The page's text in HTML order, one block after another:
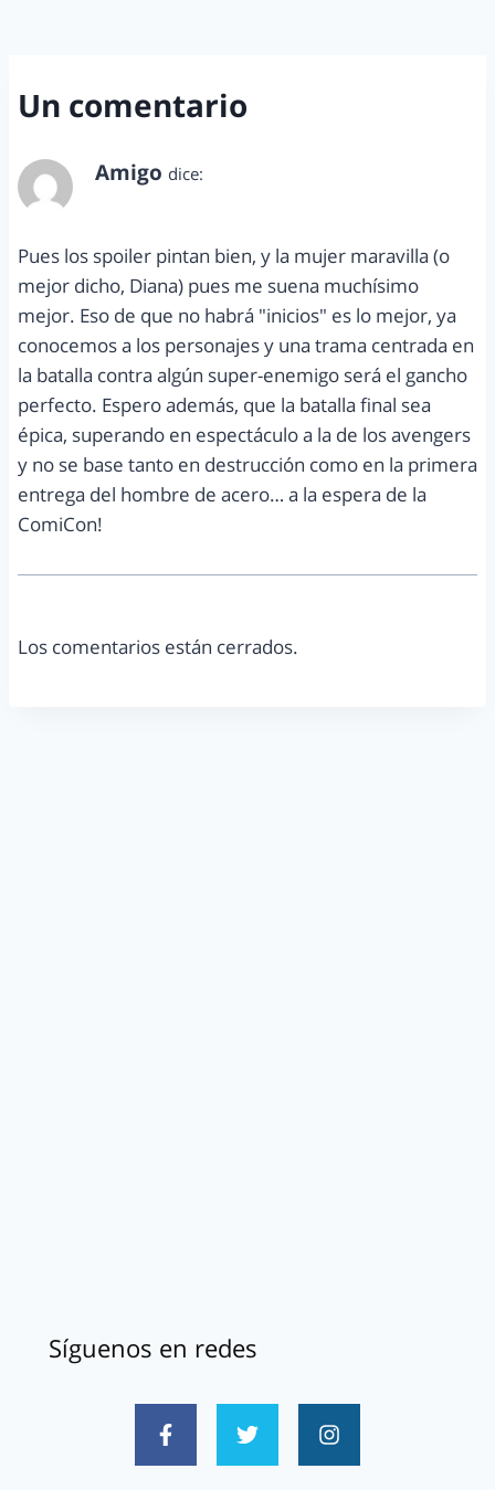
Un comentario
Amigo dice:
Pues los spoiler pintan bien, y la mujer maravilla (o
mejor dicho, Diana) pues me suena muchísimo
mejor. Eso de que no habrá "inicios" es lo mejor, ya
conocemos a los personajes y una trama centrada en
la batalla contra algún super-enemigo será el gancho
perfecto. Espero además, que la batalla final sea
épica, superando en espectáculo a la de los avengers
y no se base tanto en destrucción como en la primera
entrega del hombre de acero… a la espera de la
ComiCon!
Los comentarios están cerrados.
Síguenos en redes